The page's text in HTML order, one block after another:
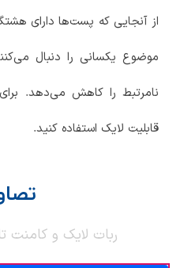
از آنجایی که پست‌ها دارای
موضوع یکسانی را دنبال
نامرتبط را کاهش می‌دهد.
قابلیت لایک استفاده کنید.
ربات لایک و کامنت